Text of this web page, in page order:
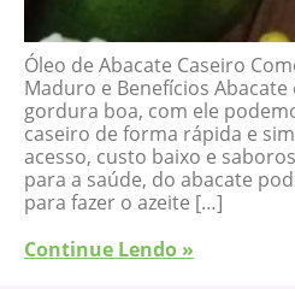
Óleo de Abacate Caseiro
Maduro e Benefícios
gordura boa, com ele
caseiro de forma rápida e
acesso, custo baixo e
para a saúde, do abacate
para fazer o azeite […]
Continue Lendo »